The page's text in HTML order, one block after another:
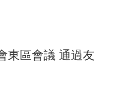
東區會議 通過友